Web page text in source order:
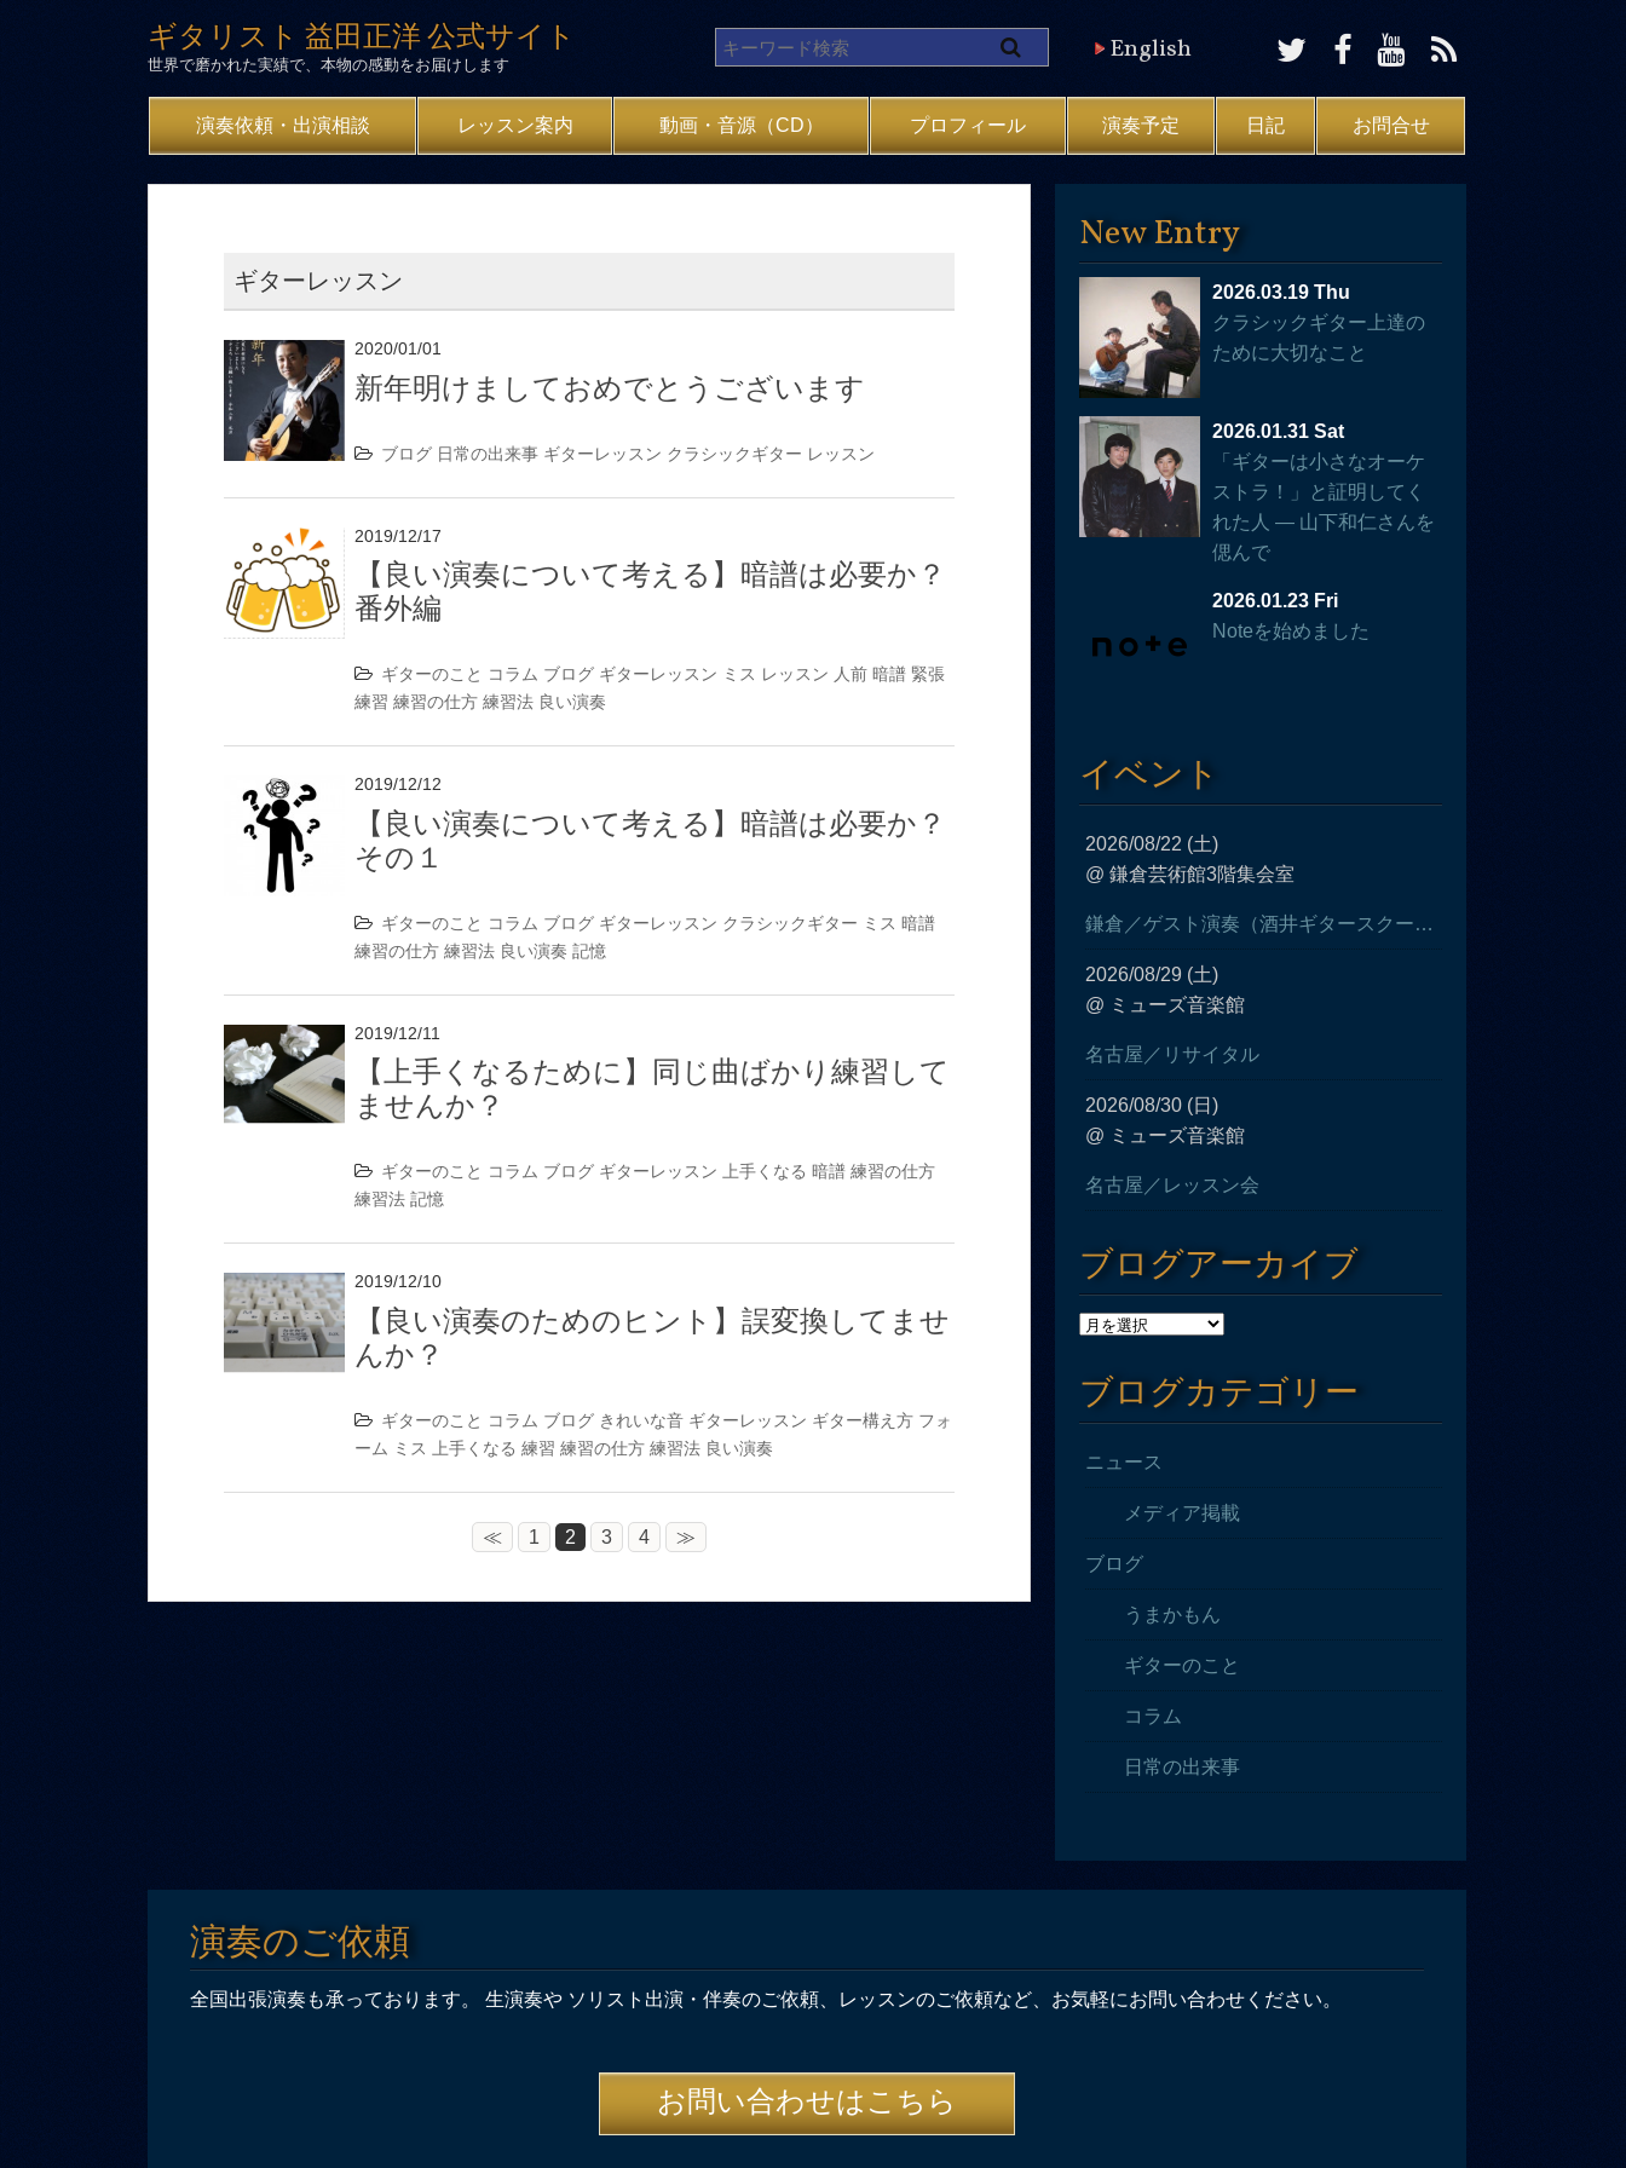
ギタリスト 益田正洋 公式サイト
世界で磨かれた実績で、本物の感動をお届けします English
演奏依頼・出演相談 レッスン案内 動画・音源（CD） プロフィール 演奏予定 日記 お問合せ
ギターレッスン
2020/01/01
新年明けましておめでとうございます
ブログ 日常の出来事 ギターレッスン クラシックギター レッスン
2019/12/17
【良い演奏について考える】暗譜は必要か？
番外編
ギターのこと コラム ブログ ギターレッスン ミス レッスン 人前 暗譜 緊張
練習 練習の仕方 練習法 良い演奏
2019/12/12
【良い演奏について考える】暗譜は必要か？
その１
ギターのこと コラム ブログ ギターレッスン クラシックギター ミス 暗譜
練習の仕方 練習法 良い演奏 記憶
2019/12/11
【上手くなるために】同じ曲ばかり練習して
ませんか？
ギターのこと コラム ブログ ギターレッスン 上手くなる 暗譜 練習の仕方
練習法 記憶
2019/12/10
【良い演奏のためのヒント】誤変換してませ
んか？
ギターのこと コラム ブログ きれいな音 ギターレッスン ギター構え方 フォ
ーム ミス 上手くなる 練習 練習の仕方 練習法 良い演奏
≪ 1 2 3 4 ≫
New Entry
2026.03.19 Thu
クラシックギター上達の
ために大切なこと
2026.01.31 Sat
「ギターは小さなオーケ
ストラ！」と証明してく
れた人 — 山下和仁さんを
偲んで
2026.01.23 Fri
Noteを始めました
イベント
2026/08/22 (土)
@ 鎌倉芸術館3階集会室
鎌倉／ゲスト演奏（酒井ギタースクール発表会）
2026/08/29 (土)
@ ミューズ音楽館
名古屋／リサイタル
2026/08/30 (日)
@ ミューズ音楽館
名古屋／レッスン会
ブログアーカイブ
ブログカテゴリー
ニュース
メディア掲載
ブログ
うまかもん
ギターのこと
コラム
日常の出来事
演奏のご依頼
全国出張演奏も承っております。 生演奏や ソリスト出演・伴奏のご依頼、レッスンのご依頼など、お気軽にお問い合わせください。
お問い合わせはこちら